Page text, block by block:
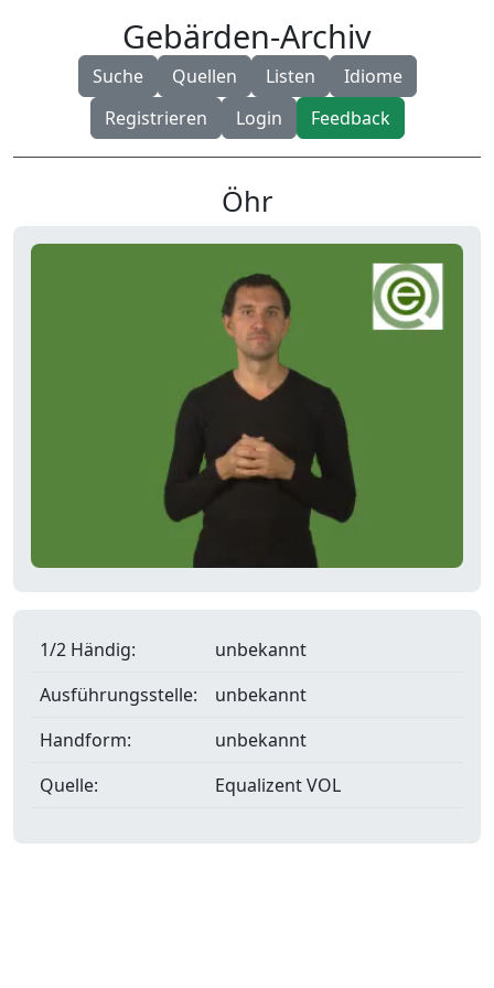
Gebärden-Archiv
Suche Quellen Listen
Idiome
Registrieren
Login Feedback
Öhr
1/2 Händig:
unbekannt
Ausführungsstelle:
unbekannt
Handform:
unbekannt
Quelle:
Equalizent VOL